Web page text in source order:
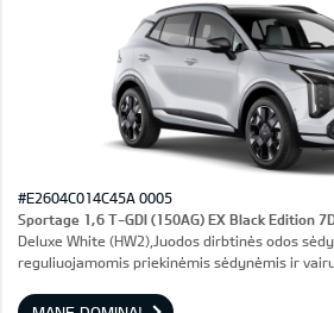
#E2604C014C45A 0005
Sportage 1,6 T-GDI (150AG) EX Black Edition
Deluxe White (HW2),Juodos dirbtinės odos
reguliuojamomis priekinėmis sėdynėmis ir